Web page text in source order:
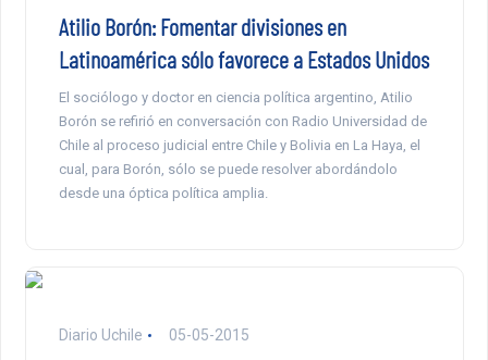
Atilio Borón: Fomentar divisiones en
Latinoamérica sólo favorece a Estados Unidos
El sociólogo y doctor en ciencia política argentino, Atilio
Borón se refirió en conversación con Radio Universidad de
Chile al proceso judicial entre Chile y Bolivia en La Haya, el
cual, para Borón, sólo se puede resolver abordándolo
desde una óptica política amplia.
Diario Uchile 05-05-2015